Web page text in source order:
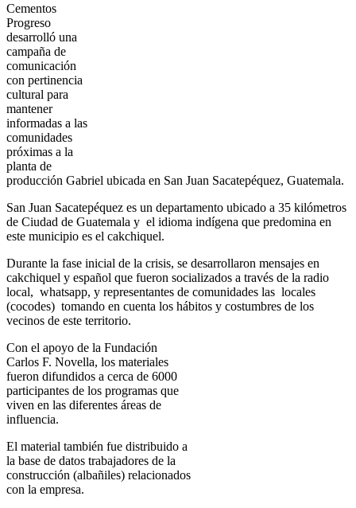
Cementos
Progreso
desarrolló una
campaña de
comunicación
con pertinencia
cultural para
mantener
informadas a las
comunidades
próximas a la
planta de
producción Gabriel ubicada en San Juan Sacatepéquez, Guatemala.
San Juan Sacatepéquez es un departamento ubicado a 35 kilómetros
de Ciudad de Guatemala y el idioma indígena que predomina en
este municipio es el cakchiquel.
Durante la fase inicial de la crisis, se desarrollaron mensajes en
cakchiquel y español que fueron socializados a través de la radio
local, whatsapp, y representantes de comunidades las locales
(cocodes) tomando en cuenta los hábitos y costumbres de los
vecinos de este territorio.
Con el apoyo de la Fundación
Carlos F. Novella, los materiales
fueron difundidos a cerca de 6000
participantes de los programas que
viven en las diferentes áreas de
influencia.
El material también fue distribuido a
la base de datos trabajadores de la
construcción (albañiles) relacionados
con la empresa.